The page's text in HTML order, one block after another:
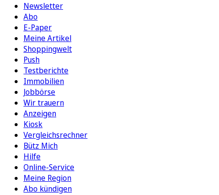
Newsletter
Abo
E-Paper
Meine Artikel
Shoppingwelt
Push
Testberichte
Immobilien
Jobbörse
Wir trauern
Anzeigen
Kiosk
Vergleichsrechner
Bütz Mich
Hilfe
Online-Service
Meine Region
Abo kündigen